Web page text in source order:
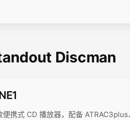
Discman
便携式 CD 播放器，配备